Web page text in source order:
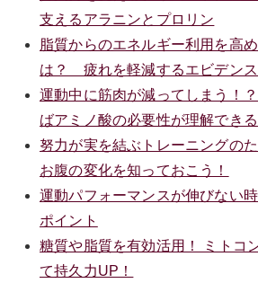
支えるアラニンとプロリン
脂質からのエネルギー利用を高
は？ 疲れを軽減するエビデン
運動中に筋肉が減ってしまう！
ばアミノ酸の必要性が理解できる
努力が実を結ぶトレーニングの
お腹の変化を知っておこう！
運動パフォーマンスが伸びない
ポイント
糖質や脂質を有効活用！ ミトコ
て持久力UP！